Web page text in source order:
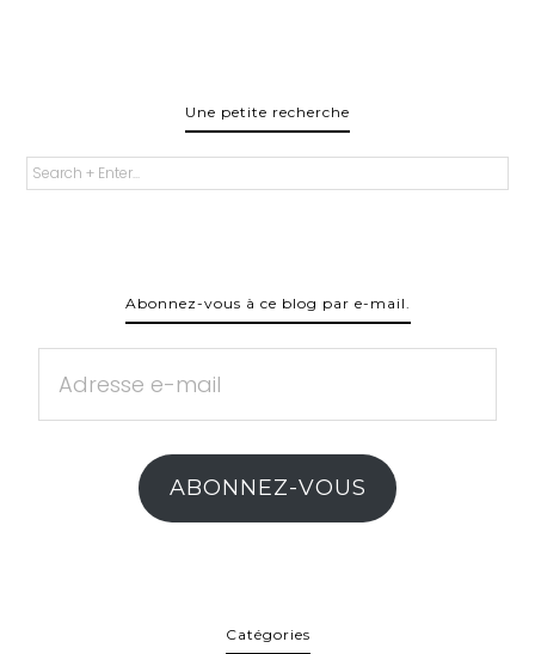
Une petite recherche
Abonnez-vous à ce blog par e-mail.
e-
mail
ABONNEZ-VOUS
Catégories